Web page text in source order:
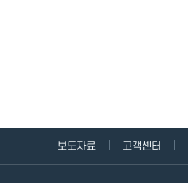
보도자료 고객센터